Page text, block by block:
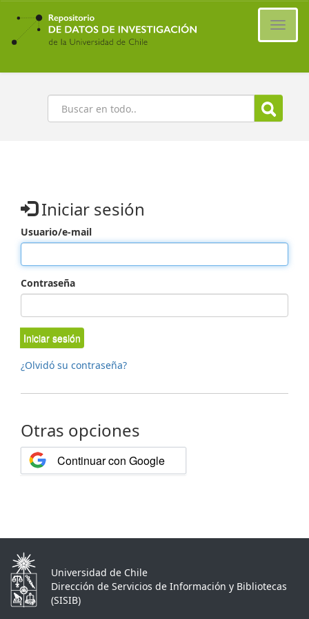
Ir
contenido
principal
Buscar
Iniciar sesión
Usuario/e-mail
Contraseña
Iniciar sesión
¿Olvidó su contraseña?
Otras opciones
Continuar con Google
Universidad de Chile
Dirección de Servicios de Información y Bibliotecas
(SISIB)